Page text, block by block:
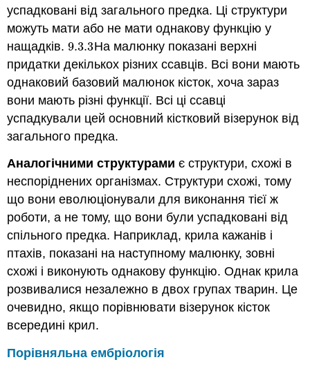
успадковані від загального предка. Ці структури
можуть мати або не мати однакову функцію у
нащадків.9.3.3
9.3.3На малюнку показані верхні
придатки декількох різних ссавців. Всі вони мають
однаковий базовий малюнок кісток, хоча зараз
вони мають різні функції. Всі ці ссавці
успадкували цей основний кістковий візерунок від
загального предка.
Аналогічними структурами є структури, схожі в
неспоріднених організмах. Структури схожі, тому
що вони еволюціонували для виконання тієї ж
роботи, а не тому, що вони були успадковані від
спільного предка. Наприклад, крила кажанів і
птахів, показані на наступному малюнку, зовні
схожі і виконують однакову функцію. Однак крила
розвивалися незалежно в двох групах тварин. Це
очевидно, якщо порівнювати візерунок кісток
всередині крил.
Порівняльна ембріологія